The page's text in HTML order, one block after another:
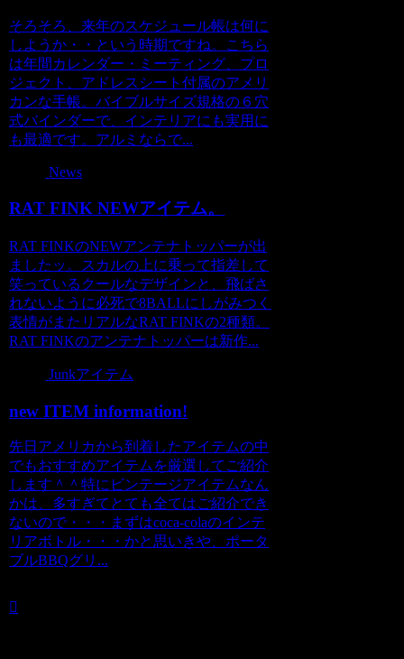
そろそろ、来年のスケジュール帳は何に
しようか・・という時期ですね。こちら
は年間カレンダー・ミーティング、プロ
ジェクト、アドレスシート付属のアメリ
カンな手帳。バイブルサイズ規格の６穴
式バインダーで、インテリアにも実用に
も最適です。アルミならで...
News
RAT FINK NEWアイテム。
RAT FINKのNEWアンテナトッパーが出
ましたッ。スカルの上に乗って指差して
笑っているクールなデザインと、飛ばさ
れないように必死で8BALLにしがみつく
表情がまたリアルなRAT FINKの2種類。
RAT FINKのアンテナトッパーは新作...
Junkアイテム
new ITEM information!
先日アメリカから到着したアイテムの中
でもおすすめアイテムを厳選してご紹介
します＾＾特にビンテージアイテムなん
かは、多すぎてとても全てはご紹介でき
ないので・・・まずはcoca-colaのインテ
リアボトル・・・かと思いきや、ポータ
ブルBBQグリ...